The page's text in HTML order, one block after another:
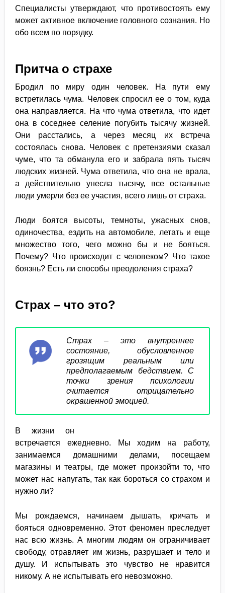
Специалисты утверждают, что противостоять ему
может активное включение головного сознания. Но
обо всем по порядку.
Притча о страхе
Бродил по миру один человек. На пути ему
встретилась чума. Человек спросил ее о том, куда
она направляется. На что чума ответила, что идет
она в соседнее селение погубить тысячу жизней.
Они расстались, а через месяц их встреча
состоялась снова. Человек с претензиями сказал
чуме, что та обманула его и забрала пять тысяч
людских жизней. Чума ответила, что она не врала,
а действительно унесла тысячу, все остальные
люди умерли без ее участия, всего лишь от страха.
Люди боятся высоты, темноты, ужасных снов,
одиночества, ездить на автомобиле, летать и еще
множество того, чего можно бы и не бояться.
Почему? Что происходит с человеком? Что такое
боязнь? Есть ли способы преодоления страха?
Страх – что это?
Страх – это внутреннее
состояние, обусловленное
грозящим реальным или
предполагаемым бедствием. С
точки зрения психологии
считается отрицательно
окрашенной эмоцией.
В жизни он
встречается ежедневно. Мы ходим на работу,
занимаемся домашними делами, посещаем
магазины и театры, где может произойти то, что
может нас напугать, так как бороться со страхом и
нужно ли?
Мы рождаемся, начинаем дышать, кричать и
бояться одновременно. Этот феномен преследует
нас всю жизнь. А многим людям он ограничивает
свободу, отравляет им жизнь, разрушает и тело и
душу. И испытывать это чувство не нравится
никому. А не испытывать его невозможно.